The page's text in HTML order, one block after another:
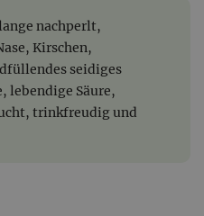
nachperlt,
Kirschen,
seidiges
lebendige Säure,
trinkfreudig und